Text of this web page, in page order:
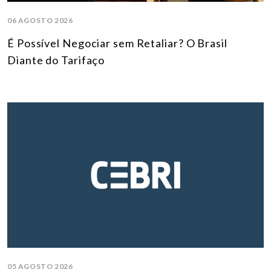
06 AGOSTO 2026
É Possível Negociar sem Retaliar? O Brasil
Diante do Tarifaço
05 AGOSTO 2026